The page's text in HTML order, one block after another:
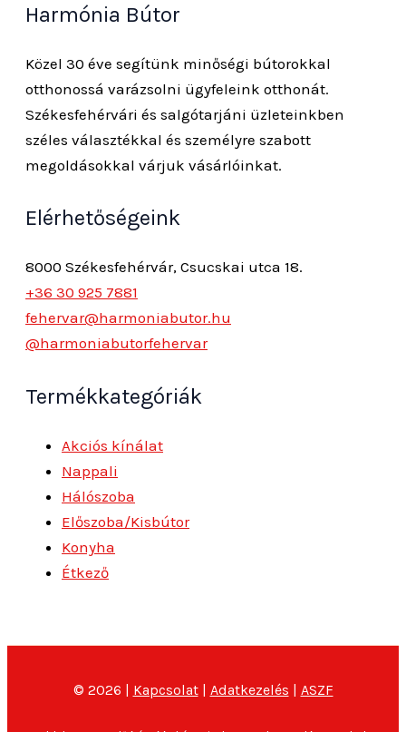
Harmónia Bútor
Közel 30 éve segítünk minőségi bútorokkal
otthonossá varázsolni ügyfeleink otthonát.
Székesfehérvári és salgótarjáni üzleteinkben
széles választékkal és személyre szabott
megoldásokkal várjuk vásárlóinkat.
Elérhetőségeink
8000 Székesfehérvár, Csucskai utca 18.
+36 30 925 7881
fehervar@harmoniabutor.hu
@harmoniabutorfehervar
Termékkategóriák
Akciós kínálat
Nappali
Hálószoba
Előszoba/Kisbútor
Konyha
Étkező
© 2026 | Kapcsolat| Adatkezelés | ASZF